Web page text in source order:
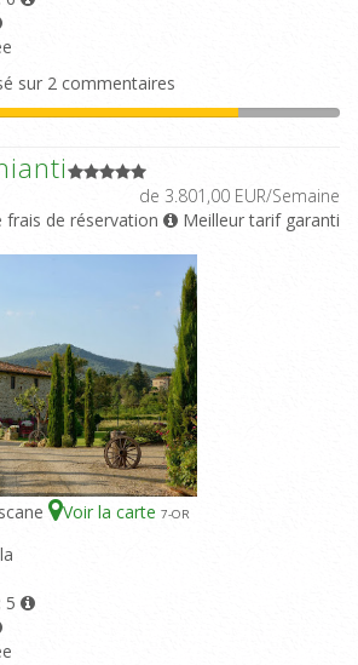
sur 2 commentaires
de 3.801,00 EUR/Semaine
frais de réservation
Meilleur tarif garanti
Voir la carte 7-OR
5